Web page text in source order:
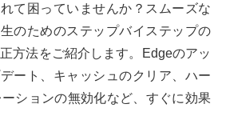
て困っていませんか？スムーズな
のためのステップバイステップの
方法をご紹介します。Edgeのアッ
ート、キャッシュのクリア、ハー
ーションの無効化など、すぐに効果